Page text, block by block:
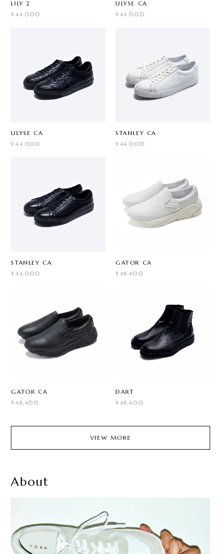
LILY 2
¥44,000
ULYSE CA
¥44,000
ULYSE CA
¥44,000
STANLEY CA
¥44,000
STANLEY CA
¥44,000
GATOR CA
¥48,400
GATOR CA
¥48,400
DART
¥48,400
VIEW MORE
About